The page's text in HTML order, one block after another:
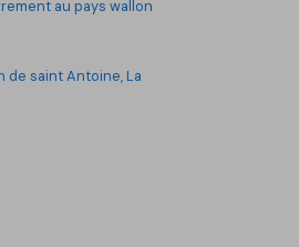
au pays wallon
de saint Antoine, La